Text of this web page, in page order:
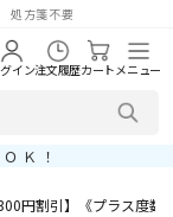
処方箋不要
イン注文履歴カートメニュー
Ｋ！
円割引】《プラス度